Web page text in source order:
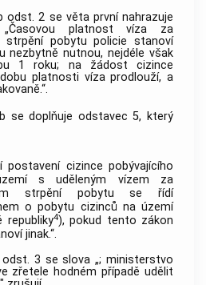
odst. 2 se věta první nahrazuje
platnost víza za
strpění pobytu policie stanoví
nezbytně nutnou, nejdéle však
1 roku; na žádost cizince
platnosti víza prodlouží, a
se doplňuje odstavec 5, který
postavení cizince pobývajícího
s uděleným vízem za
strpění pobytu se řídí
o pobytu cizinců na území
republiky4), pokud tento zákon
jinak.“.
3 se slova „; ministerstvo
zřetele hodném případě udělit